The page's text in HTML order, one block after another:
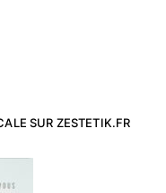
SUR ZESTETIK.FR